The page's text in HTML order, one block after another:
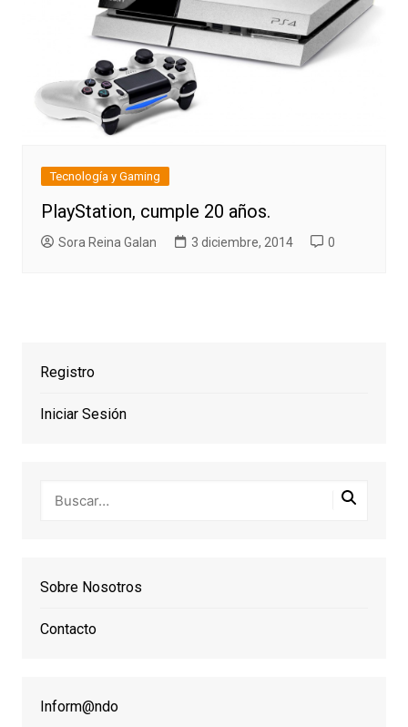
Tecnología y Gaming
PlayStation, cumple 20 años.
Sora Reina Galan 3 diciembre, 2014 0
Registro
Iniciar Sesión
Sobre Nosotros
Contacto
Inform@ndo